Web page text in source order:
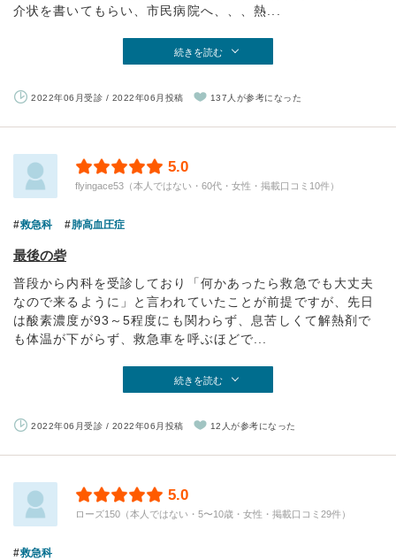
介状を書いてもらい、市民病院へ、、、熱...
続きを読む
2022年06月受診 / 2022年06月投稿 137人が参考になった
5.0
flyingace53（本人ではない・60代・女性・掲載口コミ10件）
救急科 肺高血圧症
最後の砦
普段から内科を受診しており「何かあったら救急でも大丈夫
なので来るように」と言われていたことが前提ですが、先日
は酸素濃度が93～5程度にも関わらず、息苦しくて解熱剤で
も体温が下がらず、救急車を呼ぶほどで...
続きを読む
2022年06月受診 / 2022年06月投稿 12人が参考になった
5.0
ローズ150（本人ではない・5〜10歳・女性・掲載口コミ29件）
救急科